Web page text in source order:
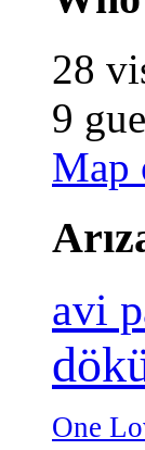
28
9
Map
avi
One